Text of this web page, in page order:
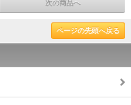
次の商品へ
ページの先頭へ戻る